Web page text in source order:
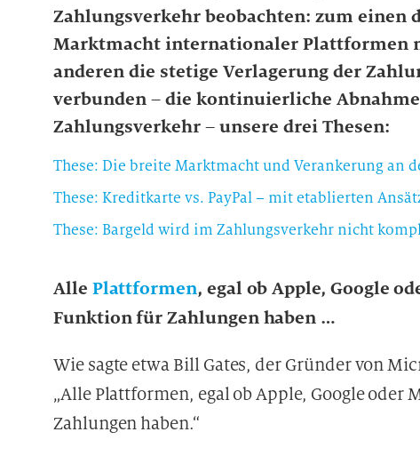
Zahlungsverkehr beobachten: zum einen
Marktmacht internationaler Plattformen
anderen die stetige Verlagerung der
verbunden – die kontinuierliche
Zahlungsverkehr – unsere drei Thesen:
These: Bargeld wird im Zahlungsverkehr nicht
Alle Plattformen, egal ob Apple, Google
Funktion für Zahlungen haben …
Wie sagte etwa Bill Gates, der Gründer von
„Alle Plattformen, egal ob Apple, Google
Zahlungen haben.“